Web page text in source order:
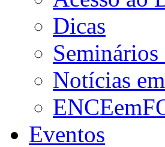
Dicas
Seminários
Notícias
Eventos